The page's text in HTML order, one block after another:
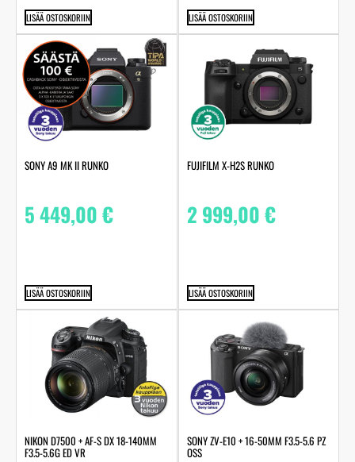
LISÄÄ OSTOSKORIIN LISÄÄ OSTOSKORIIN
SONY A9 MK II RUNKO
5 449,00€
LISÄÄ OSTOSKORIIN
FUJIFILM X-H2S RUNKO
2 999,00€
LISÄÄ OSTOSKORIIN
NIKON D7500 + AF-S DX 18-140MM
F3.5-5.6G ED VR
SONY ZV-E10 + 16-50MM F3.5-5.6 PZ
OSS